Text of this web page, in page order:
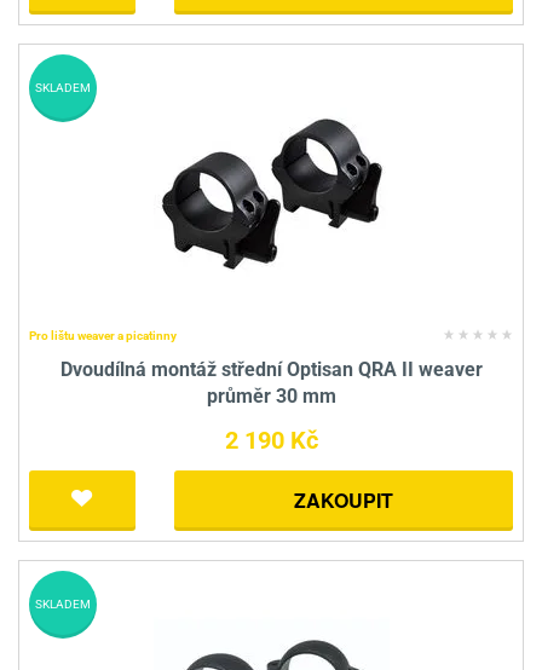
Pro lištu weaver a picatinny
Dvoudílná montáž střední Optisan QRA II weaver
průměr 30 mm
2 190 Kč
ZAKOUPIT
SKLADEM
SKLADEM